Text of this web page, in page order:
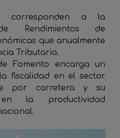
corresponden a la
Rendimientos de
que anualmente
Tributaria.
Fomento encarga un
fiscalidad en el sector
por carretera y su
en la productividad